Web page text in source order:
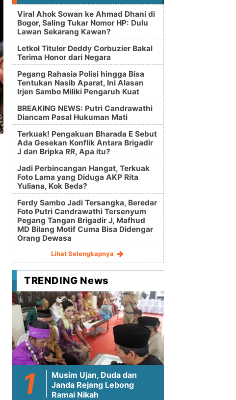
Viral Ahok Sowan ke Ahmad Dhani di
Bogor, Saling Tukar Nomor HP: Dulu
Lawan Sekarang Kawan?
Letkol Tituler Deddy Corbuzier Bakal
Terima Honor dari Negara
Pegang Rahasia Polisi hingga Bisa
Tentukan Nasib Aparat, Ini Alasan
Irjen Sambo Miliki Pengaruh Kuat
BREAKING NEWS: Putri Candrawathi
Diancam Pasal Hukuman Mati
Terkuak! Pengakuan Bharada E Sebut
Ada Gesekan Konflik Antara Brigadir
J dan Bripka RR, Apa itu?
Jadi Perbincangan Hangat, Terkuak
Foto Lama yang Diduga AKP Rita
Yuliana, Kok Beda?
Ferdy Sambo Jadi Tersangka, Beredar
Foto Putri Candrawathi Tersenyum
Pegang Tangan Brigadir J, Mafhud
MD Bilang Motif Cuma Bisa Didengar
Orang Dewasa
Lihat Selengkapnya
TRENDING News
Musim Ujan, Duda dan
Janda Rejang Lebong
Ramai Nikah